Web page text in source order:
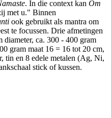
. In die context kan Om
met u." Binnen
ook gebruikt als mantra om
te focussen. Drie afmetingen
diameter, ca. 300 - 400 gram
gram maat 16 = 16 tot 20 cm,
tin en 8 edele metalen (Ag, Ni,
stick of kussen.